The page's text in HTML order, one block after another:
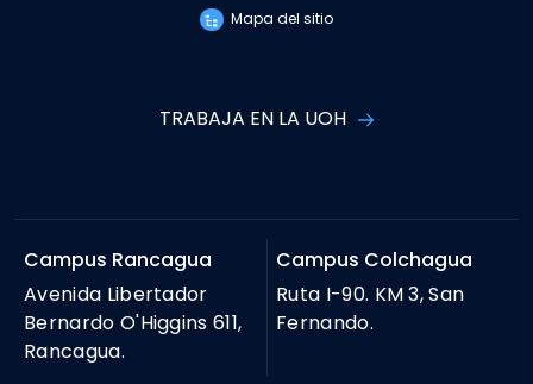
Mapa del sitio
TRABAJA EN LA UOH
Campus Rancagua
Avenida Libertador
Bernardo O'Higgins 611,
Rancagua.
Campus Colchagua
Ruta I-90. KM 3, San
Fernando.